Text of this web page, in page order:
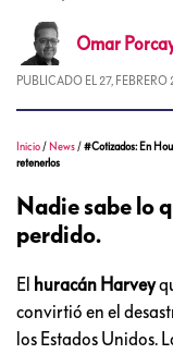
Omar
PUBLICADO EL 27, FEBRERO
Inicio / News /#Cotizados: En
retenerlos
Nadie sabe lo
perdido.
El huracán Harvey
convirtió en el
los Estados Unidos.